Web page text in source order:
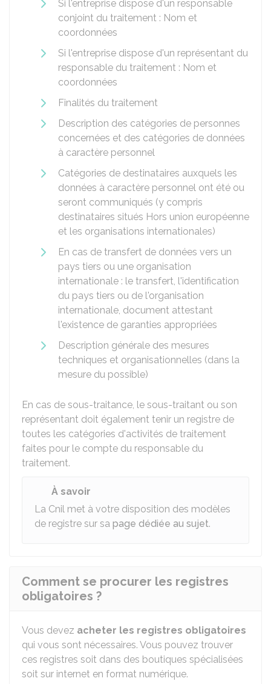
Si l'entreprise dispose d'un responsable
conjoint du traitement : Nom et
coordonnées
Si l'entreprise dispose d'un représentant du
responsable du traitement : Nom et
coordonnées
Finalités du traitement
Description des catégories de personnes
concernées et des catégories de données
à caractère personnel
Catégories de destinataires auxquels les
données à caractère personnel ont été ou
seront communiqués (y compris
destinataires situés Hors union européenne
et les organisations internationales)
En cas de transfert de données vers un
pays tiers ou une organisation
internationale : le transfert, l'identification
du pays tiers ou de l'organisation
internationale, document attestant
l'existence de garanties appropriées
Description générale des mesures
techniques et organisationnelles (dans la
mesure du possible)
En cas de sous-traitance, le sous-traitant ou son
représentant doit également tenir un registre de
toutes les catégories d'activités de traitement
faites pour le compte du responsable du
traitement.
À savoir
La Cnil met à votre disposition des modèles
de registre sur sa page dédiée au sujet.
Comment se procurer les registres
obligatoires ?
Vous devez acheter les registres obligatoires
qui vous sont nécessaires. Vous pouvez trouver
ces registres soit dans des boutiques spécialisées
soit sur internet en format numérique.